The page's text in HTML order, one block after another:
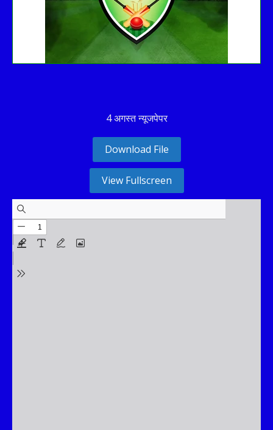
4 अगस्त न्यूजपेपर
Download File
View Fullscreen